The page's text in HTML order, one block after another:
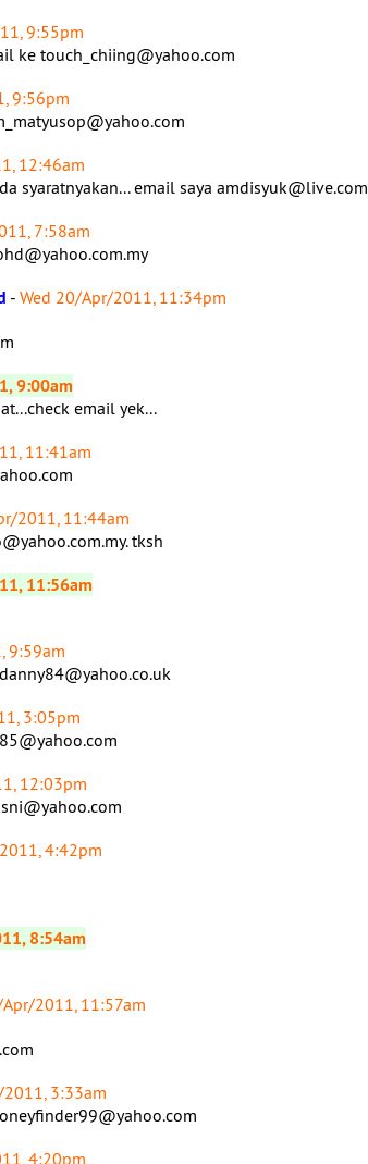
9:55pm
ke touch_chiing@yahoo.com
9:56pm
12:46am
syaratnyakan... email saya amdisyuk@live.com
7:58am
- Wed 20/Apr/2011, 11:34pm
9:00am
email yek...
11:41am
2011, 11:44am
tksh
11:56am
9:59am
3:05pm
12:03pm
4:42pm
8:54am
2011, 11:57am
3:33am
4:20pm